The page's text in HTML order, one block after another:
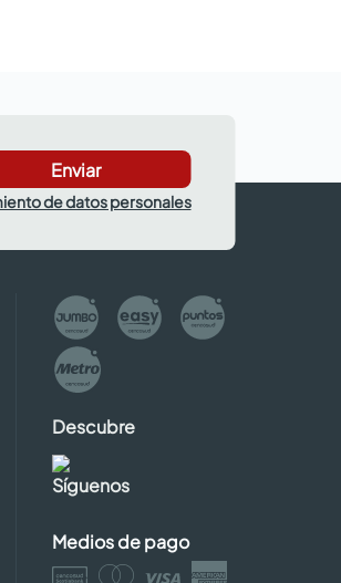
Enviar
de datos personales
Descubre
Síguenos
Medios de pago